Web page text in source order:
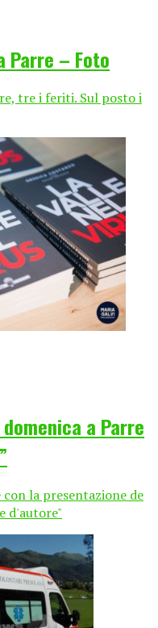
Parre – Foto
tre i feriti. Sul posto i
a Parre
con la presentazione de
d'autore"